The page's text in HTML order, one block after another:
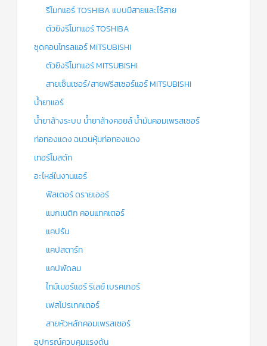
รีโมทแอร์ TOSHIBA แบบมีสายและไร้สาย
ตัวยิงรีโมทแอร์ TOSHIBA
ชุดคอนโทรลแอร์ MITSUBISHI
ตัวยิงรีโมทแอร์ MITSUBISHI
สายเซ็นเซอร์/สายฟรีสเซอร์แอร์ MITSUBISHI
น้ำยาแอร์
น้ำยาล้างระบบ น้ำยาล้างคอยล์ น้ำมันคอมเพรสเซอร์
ท่อทองแดง ฉนวนหุ้มท่อทองแดง
เทอร์โมสตัท
อะไหล่ในงานแอร์
ฟิลเตอร์ ดรายเออร์
แมกเนติก คอนแทคเตอร์
แคปรัน
แคปสตาร์ท
แคปพัดลม
ไทม์เมอร์แอร์ รีเลย์ เบรคเกอร์
เฟสโปรเทคเตอร์
สายหัวหลักคอมเพรสเซอร์
อุปกรณ์ควบคุมแรงดัน